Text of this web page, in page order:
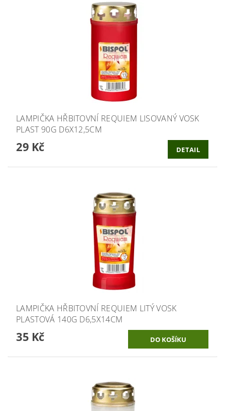
LAMPIČKA HŘBITOVNÍ REQUIEM LISOVANÝ VOSK
PLAST 90G D6X12,5CM
29 Kč DETAIL
LAMPIČKA HŘBITOVNÍ REQUIEM LITÝ VOSK
PLASTOVÁ 140G D6,5X14CM
35 Kč